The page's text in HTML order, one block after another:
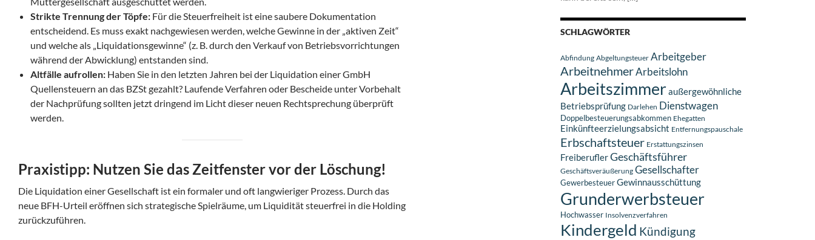
Strikte Trennung der Töpfe: Für die Steuerfreiheit ist eine saubere Dokumentation
entscheidend. Es muss exakt nachgewiesen werden, welche Gewinne in der „aktiven Zeit“
und welche als „Liquidationsgewinne“ (z. B. durch den Verkauf von Betriebsvorrichtungen
während der Abwicklung) entstanden sind.
Altfälle aufrollen: Haben Sie in den letzten Jahren bei der Liquidation einer GmbH
Quellensteuern an das BZSt gezahlt? Laufende Verfahren oder Bescheide unter Vorbehalt
der Nachprüfung sollten jetzt dringend im Licht dieser neuen Rechtsprechung überprüft
werden.
Praxistipp: Nutzen Sie das Zeitfenster vor der Löschung!
Die Liquidation einer Gesellschaft ist ein formaler und oft langwieriger Prozess. Durch das
neue BFH-Urteil eröffnen sich strategische Spielräume, um Liquidität steuerfrei in die Holding
zurückzuführen.
SCHLAGWÖRTER
Abfindung Abgeltungsteuer Arbeitgeber
ArbeitnehmerArbeitslohn
Arbeitszimmeraußergewöhnliche
Betriebsprüfung Darlehen Dienstwagen
Doppelbesteuerungsabkommen Ehegatten
Einkünfteerzielungsabsicht Entfernungspauschale
Erbschaftsteuer Erstattungszinsen
FreiberuflerGeschäftsführer
Geschäftsveräußerung Gesellschafter
GewerbesteuerGewinnausschüttung
Grunderwerbsteuer
Hochwasser Insolvenzverfahren
Kindergeld Kündigung